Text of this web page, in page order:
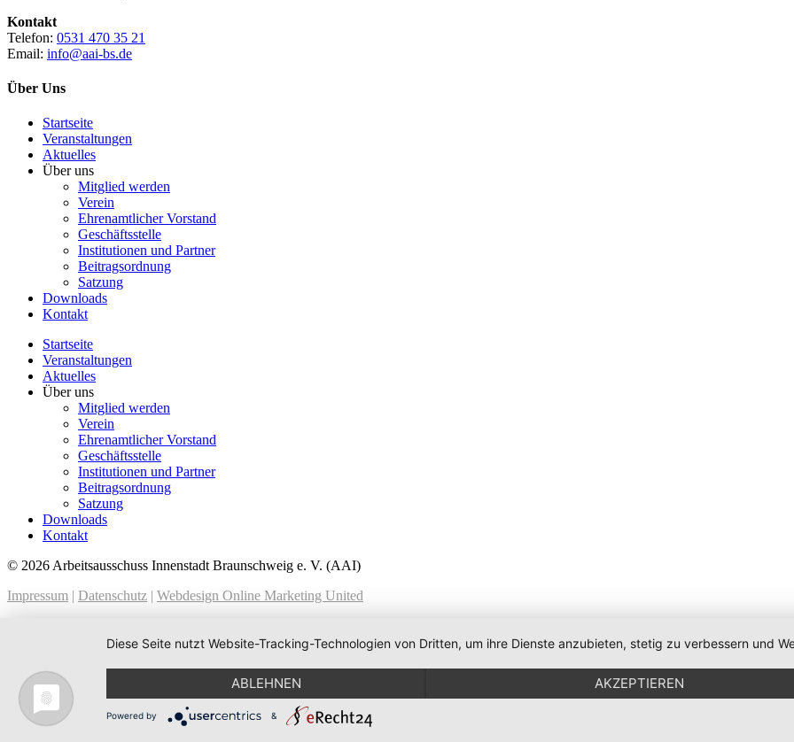
Kontakt
Telefon: 0531 470 35 21
Email: info@aai-bs.de
Über Uns
Startseite
Veranstaltungen
Aktuelles
Über uns
Mitglied werden
Verein
Ehrenamtlicher Vorstand
Geschäftsstelle
Institutionen und Partner
Beitragsordnung
Satzung
Downloads
Kontakt
Startseite
Veranstaltungen
Aktuelles
Über uns
Mitglied werden
Verein
Ehrenamtlicher Vorstand
Geschäftsstelle
Institutionen und Partner
Beitragsordnung
Satzung
Downloads
Kontakt
© 2026 Arbeitsausschuss Innenstadt Braunschweig e. V. (AAI)
Impressum | Datenschutz | Webdesign Online Marketing United
Diese Seite nutzt Website-Tracking-Technologien von Dritten, um ihre Dienste anzubieten, stetig zu verbessern und
ABLEHNEN AKZEPTIEREN
Powered by &